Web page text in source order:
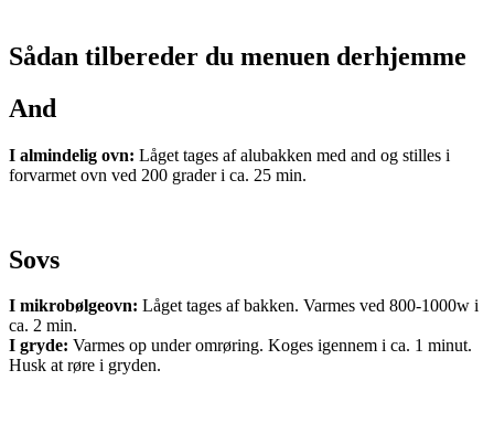
Sådan tilbereder du menuen derhjemme
And
I almindelig ovn: Låget tages af alubakken med and og stilles i
forvarmet ovn ved 200 grader i ca. 25 min.
Sovs
I mikrobølgeovn: Låget tages af bakken. Varmes ved 800-1000w i
ca. 2 min.
I gryde: Varmes op under omrøring. Koges igennem i ca. 1 minut.
Husk at røre i gryden.